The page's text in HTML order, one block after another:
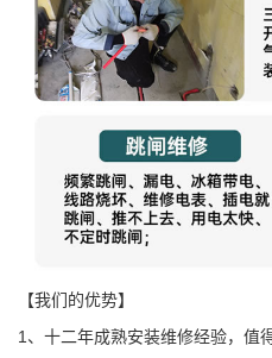
【我们的优势】
1、十二年成熟安装维修经验，值